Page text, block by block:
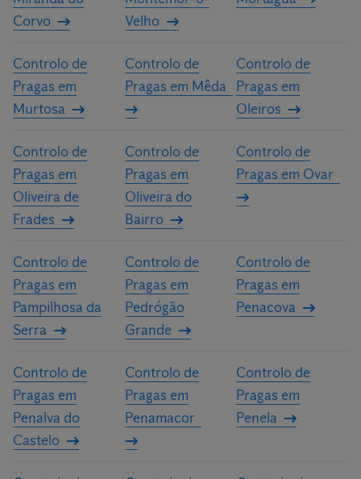
Corvo
Velho
Controlo de
Pragas em
Murtosa
Controlo de
Pragas em Mêda
Controlo de
Pragas em
Oleiros
Controlo de
Pragas em
Oliveira de
Frades
Controlo de
Pragas em
Oliveira do
Bairro
Controlo de
Pragas em Ovar
Controlo de
Pragas em
Pampilhosa da
Serra
Controlo de
Pragas em
Pedrógão
Grande
Controlo de
Pragas em
Penacova
Controlo de
Pragas em
Penalva do
Castelo
Controlo de
Pragas em
Penamacor
Controlo de
Pragas em
Penela